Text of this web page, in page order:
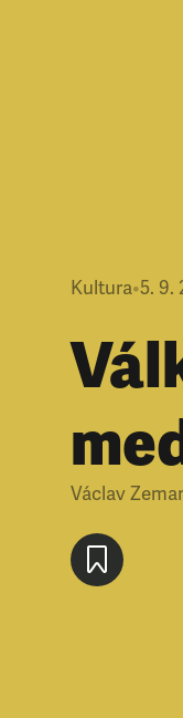
Kultura•5. 9.
Václav